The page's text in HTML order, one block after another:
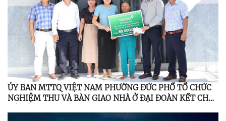
ỦY BAN MTTQ VIỆT NAM PHƯỜNG ĐỨC PHỔ TỔ CHỨC
NGHIỆM THU VÀ BÀN GIAO NHÀ Ở ĐẠI ĐOÀN KẾT CHO